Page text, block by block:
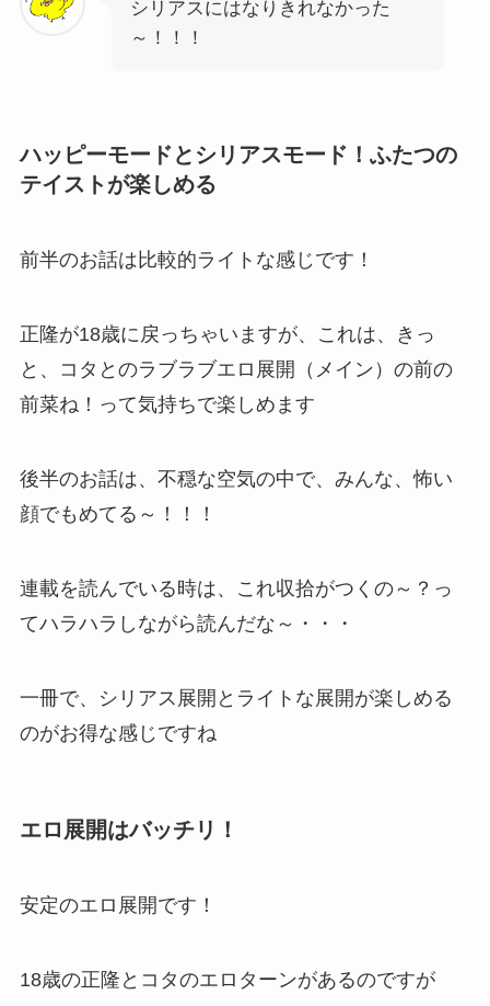
シリアスにはなりきれなかった
～！！！
ハッピーモードとシリアスモード！ふたつの
テイストが楽しめる
前半のお話は比較的ライトな感じです！
正隆が18歳に戻っちゃいますが、これは、きっ
と、コタとのラブラブエロ展開（メイン）の前の
前菜ね！って気持ちで楽しめます
後半のお話は、不穏な空気の中で、みんな、怖い
顔でもめてる～！！！
連載を読んでいる時は、これ収拾がつくの～？っ
てハラハラしながら読んだな～・・・
一冊で、シリアス展開とライトな展開が楽しめる
のがお得な感じですね
エロ展開はバッチリ！
安定のエロ展開です！
18歳の正隆とコタのエロターンがあるのですが